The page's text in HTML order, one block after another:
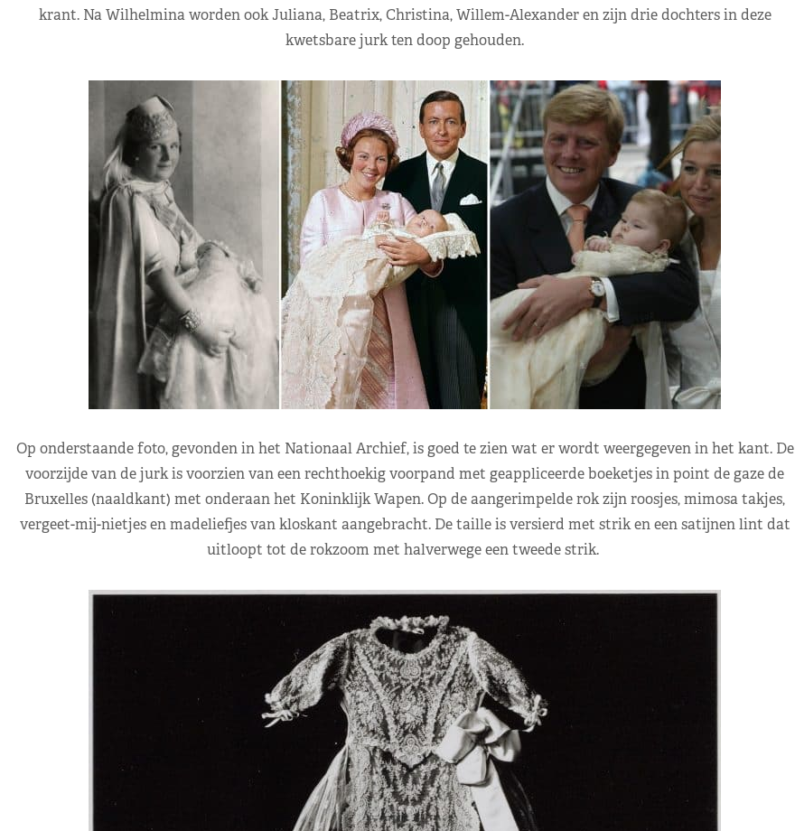
krant. Na Wilhelmina worden ook Juliana, Beatrix, Christina, Willem-Alexander en zijn drie dochters in deze
kwetsbare jurk ten doop gehouden.
Op onderstaande foto, gevonden in het Nationaal Archief, is goed te zien wat er wordt weergegeven in het kant. De
voorzijde van de jurk is voorzien van een rechthoekig voorpand met geappliceerde boeketjes in point de gaze de
Bruxelles (naaldkant) met onderaan het Koninklijk Wapen. Op de aangerimpelde rok zijn roosjes, mimosa takjes,
vergeet-mij-nietjes en madeliefjes van kloskant aangebracht. De taille is versierd met strik en een satijnen lint dat
uitloopt tot de rokzoom met halverwege een tweede strik.